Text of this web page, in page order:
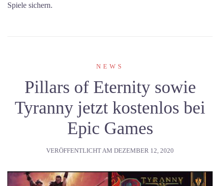
Spiele sichern.
NEWS
Pillars of Eternity sowie
Tyranny jetzt kostenlos bei
Epic Games
VERÖFFENTLICHT AM DEZEMBER 12, 2020